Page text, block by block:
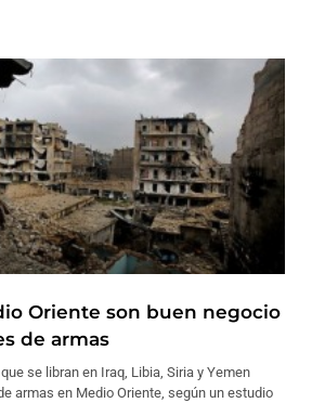
Oriente son buen negocio
de armas
se libran en Iraq, Libia, Siria y Yemen
armas en Medio Oriente, según un estudio